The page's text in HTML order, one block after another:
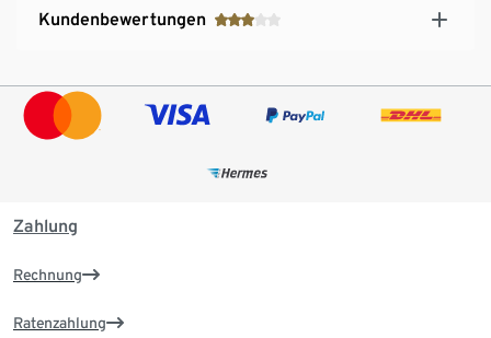
Kundenbewertungen
Zahlung
Rechnung
Ratenzahlung